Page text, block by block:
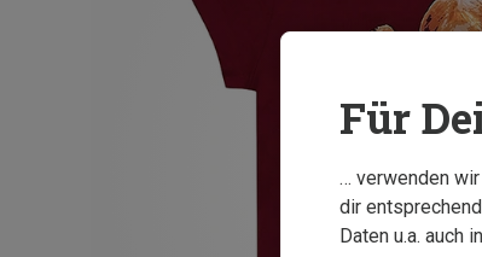
Für
… verwenden
dir
Daten u.a. auch